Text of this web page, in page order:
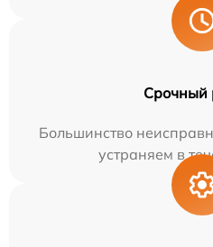
Срочный
Большинство
устраняем в